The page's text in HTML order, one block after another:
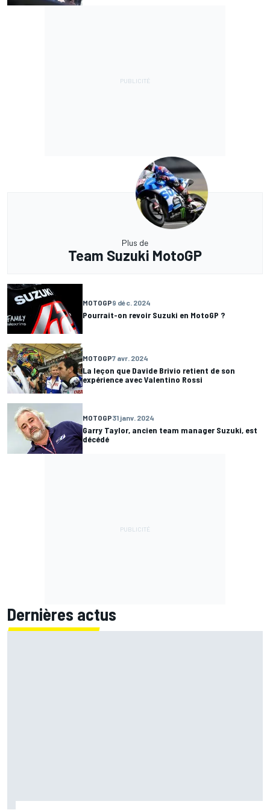
Plus de
Team Suzuki MotoGP
MOTOGP9 déc. 2024
Pourrait-on revoir Suzuki en MotoGP ?
MOTOGP7 avr. 2024
La leçon que Davide Brivio retient de son
expérience avec Valentino Rossi
MOTOGP31 janv. 2024
Garry Taylor, ancien team manager Suzuki, est
décédé
Dernières actus